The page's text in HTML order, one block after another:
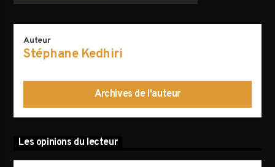
Auteur
Stéphane Kedhiri
Archives de l'auteur
Les opinions du lecteur